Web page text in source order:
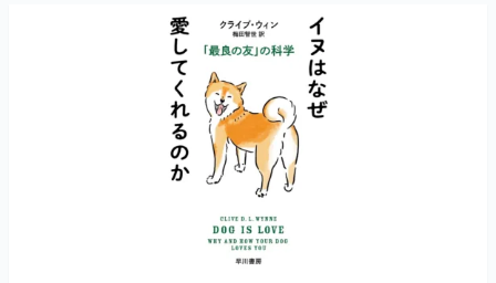
ゲームが変えた日本語
「経験値」「裏技」「ラスボス」… ゲームにまつわる言葉
の起源や用法の変遷を、コンピューター文化史研究家・タ
イニーP氏が徹底調査。